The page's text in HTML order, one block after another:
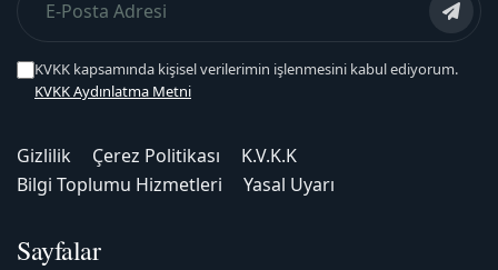
KVKK kapsamında kişisel verilerimin işlenmesini kabul ediyorum.
KVKK Aydınlatma Metni
Gizlilik Çerez Politikası
K.V.K.K
Bilgi Toplumu Hizmetleri
Yasal Uyarı
Sayfalar